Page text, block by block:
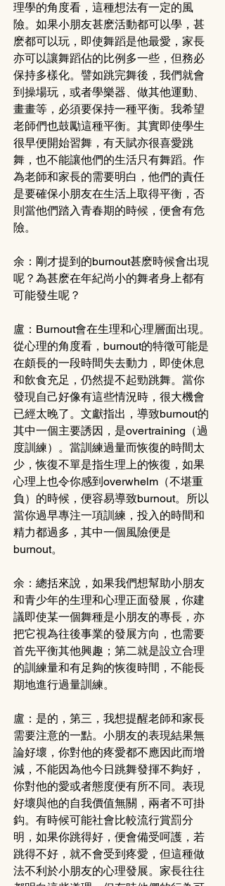
理學的角度看，這種想法有一定的風
險。如果小朋友甚麽活動都可以學，甚
麽都可以玩，即使舞蹈是他最愛，家長
亦可以讓舞蹈佔的比例多一些，但務必
保持多樣化。譬如跳完舞後，我們就會
到操場玩，或者學樂器、做其他運動、
畫畫等，必須要保持一種平衡。我希望
老師們也鼓勵這種平衡。其實即使學生
很早便開始習舞，有天賦亦很喜愛跳
舞，也不能讓他們的生活只有舞蹈。作
為老師和家長的需要明白，他們的責任
是要確保小朋友在生活上取得平衡，否
則當他們踏入青春期的時候，便會有危
險。
余：剛才提到的burnout甚麽時候會出現
呢？為甚麽在年紀尚小的舞者身上都有
可能發生呢？
盧：Burnout會在生理和心理層面出現。
從心理的角度看，burnout的特徵可能是
在頗長的一段時間失去動力，即使休息
和飲食充足，仍然提不起勁跳舞。當你
發現自己好像有這些情況時，很大機會
已經太晚了。文獻指出，導致burnout的
其中一個主要誘因，是overtraining（過
度訓練）。當訓練過量而恢復的時間太
少，恢復不單是指生理上的恢復，如果
心理上也令你感到overwhelm（不堪重
負）的時候，便容易導致burnout。所以
當你過早專注一項訓練，投入的時間和
精力都過多，其中一個風險便是
burnout。
余：總括來說，如果我們想幫助小朋友
和青少年的生理和心理正面發展，你建
議即使某一個舞種是小朋友的專長，亦
把它視為往後事業的發展方向，也需要
首先平衡其他興趣；第二就是設立合理
的訓練量和有足夠的恢復時間，不能長
期地進行過量訓練。
盧：是的，第三，我想提醒老師和家長
需要注意的一點。小朋友的表現結果無
論好壞，你對他的疼愛都不應因此而增
減，不能因為他今日跳舞發揮不夠好，
你對他的愛或者態度便有所不同。表現
好壞與他的自我價值無關，兩者不可掛
鈎。有時候可能社會比較流行賞罰分
明，如果你跳得好，便會備受呵護，若
跳得不好，就不會受到疼愛，但這種做
法不利於小朋友的心理發展。家長往往